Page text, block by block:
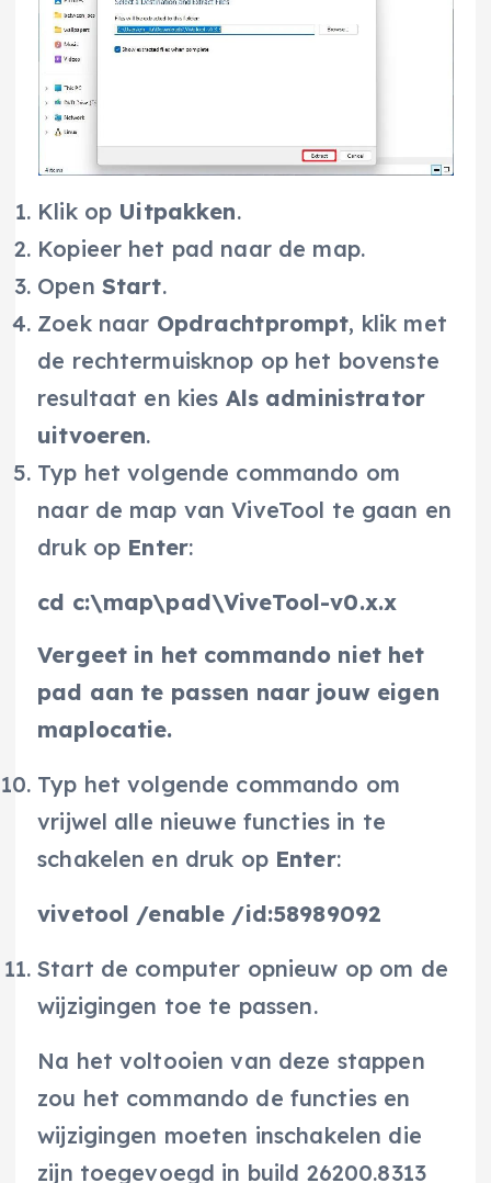
Klik op Uitpakken.
Kopieer het pad naar de map.
Open Start.
Zoek naar Opdrachtprompt, klik met
de rechtermuisknop op het bovenste
resultaat en kies Als administrator
uitvoeren.
Typ het volgende commando om
naar de map van ViveTool te gaan en
druk op Enter:
cd c:\map\pad\ViveTool-v0.x.x
Vergeet in het commando niet het
pad aan te passen naar jouw eigen
maplocatie.
Typ het volgende commando om
vrijwel alle nieuwe functies in te
schakelen en druk op Enter:
vivetool /enable /id:58989092
Start de computer opnieuw op om de
wijzigingen toe te passen.
Na het voltooien van deze stappen
zou het commando de functies en
wijzigingen moeten inschakelen die
zijn toegevoegd in build 26200.8313